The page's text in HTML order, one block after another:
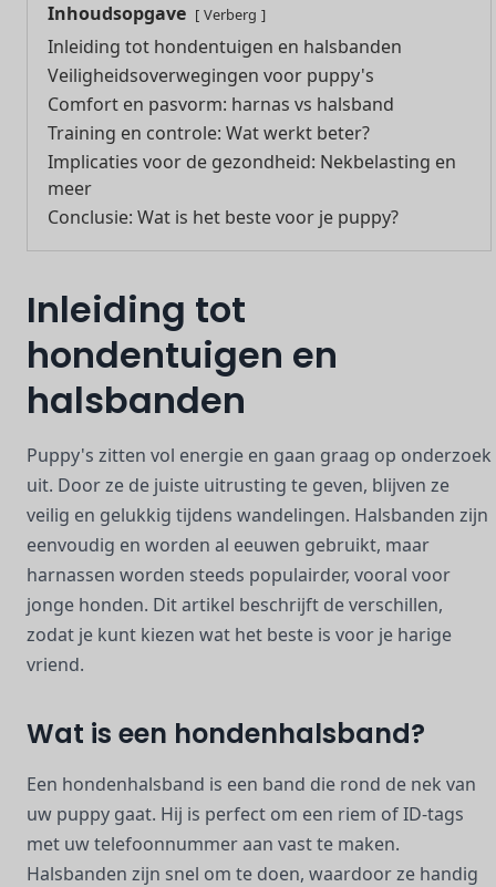
Inhoudsopgave Verberg
Inleiding tot hondentuigen en halsbanden
Veiligheidsoverwegingen voor puppy's
Comfort en pasvorm: harnas vs halsband
Training en controle: Wat werkt beter?
Implicaties voor de gezondheid: Nekbelasting en
meer
Conclusie: Wat is het beste voor je puppy?
Inleiding tot
hondentuigen en
halsbanden
Puppy's zitten vol energie en gaan graag op onderzoek
uit. Door ze de juiste uitrusting te geven, blijven ze
veilig en gelukkig tijdens wandelingen. Halsbanden zijn
eenvoudig en worden al eeuwen gebruikt, maar
harnassen worden steeds populairder, vooral voor
jonge honden. Dit artikel beschrijft de verschillen,
zodat je kunt kiezen wat het beste is voor je harige
vriend.
Wat is een hondenhalsband?
Een hondenhalsband is een band die rond de nek van
uw puppy gaat. Hij is perfect om een riem of ID-tags
met uw telefoonnummer aan vast te maken.
Halsbanden zijn snel om te doen, waardoor ze handig